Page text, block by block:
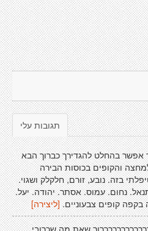
תגובות עלי
אפשר בהחלט להגדירך כברוך הבא
והקופים בכוסות הבירה
בזה. נובע, זורם, חלקלק ושגוי.
נתנאל. נחום. עמוס. אסתר. יהודה. יעל.
בקפה קופים צבעוניים. [ליצירה]
שאת מה שכרובי